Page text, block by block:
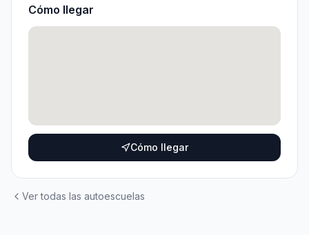
Cómo llegar
Cómo llegar
Ver todas las autoescuelas